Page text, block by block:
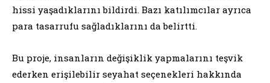
hissi yaşadıklarını bildirdi. Bazı katılımcılar ayrıca
para tasarrufu sağladıklarını da belirtti.
Bu proje, insanların değişiklik yapmalarını teşvik
ederken erişilebilir seyahat seçenekleri hakkında